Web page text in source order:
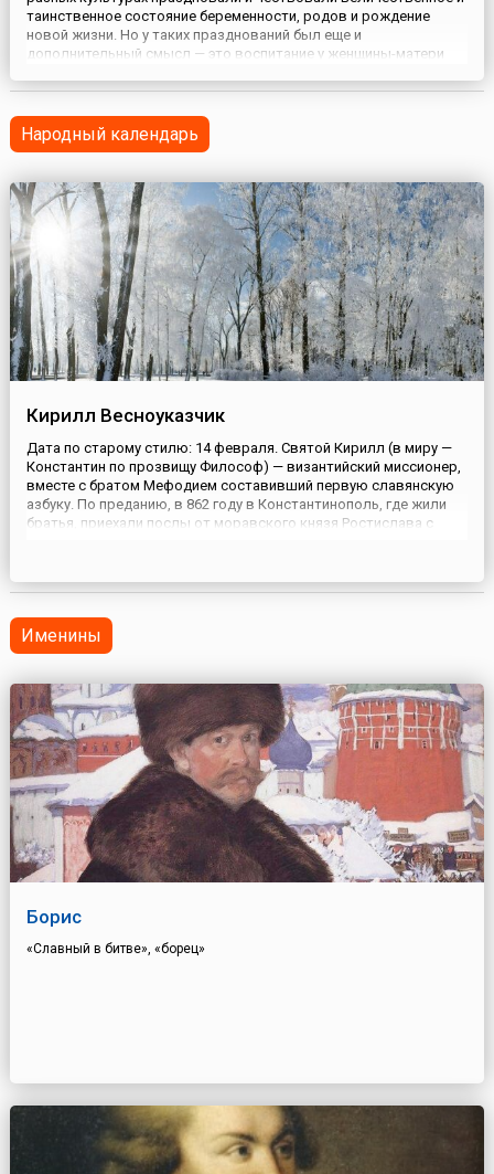
таинственное состояние беременности, родов и рождение
новой жизни. Но у таких празднований был еще и
дополнительный смысл — это воспитание у женщины-матери
вступить на нелегкий путь воспитания ребенка и достойно его
Народный календарь
Кирилл Весноуказчик
Дата по старому стилю: 14 февраля. Святой Кирилл (в миру —
Константин по прозвищу Философ) — византийский миссионер,
вместе с братом Мефодием составивший первую славянскую
азбуку. По преданию, в 862 году в Константинополь, где жили
братья, приехали послы от моравского князя Ростислава с
Именины
Борис
«Славный в битве», «борец»